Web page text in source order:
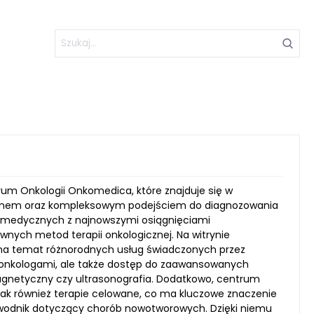
Onkologii Onkomedica, które znajduje się w
oraz kompleksowym podejściem do diagnozowania
z najnowszymi osiągnięciami
metod terapii onkologicznej. Na witrynie
temat różnorodnych usług świadczonych przez
ale także dostęp do zaawansowanych
czy ultrasonografia. Dodatkowo, centrum
również terapie celowane, co ma kluczowe znaczenie
dotyczący chorób nowotworowych. Dzięki niemu